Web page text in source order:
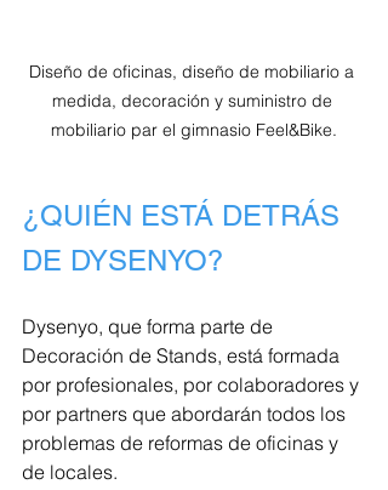
Diseño de oficinas, diseño de mobiliario a
medida, decoración y suministro de
mobiliario par el gimnasio Feel&Bike.
¿QUIÉN ESTÁ DETRÁS
DE DYSENYO?
Dysenyo, que forma parte de
Decoración de Stands, está formada
por profesionales, por colaboradores y
por partners que abordarán todos los
problemas de reformas de oficinas y
de locales.